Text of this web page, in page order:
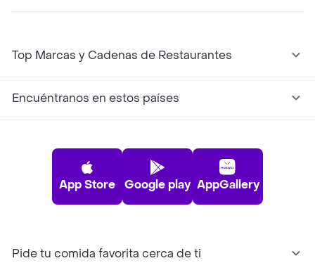
Top Marcas y Cadenas de Restaurantes
Encuéntranos en estos países
App Store Google play AppGallery
Pide tu comida favorita cerca de ti